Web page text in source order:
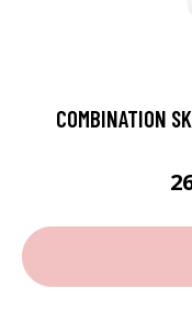
COMBINATION